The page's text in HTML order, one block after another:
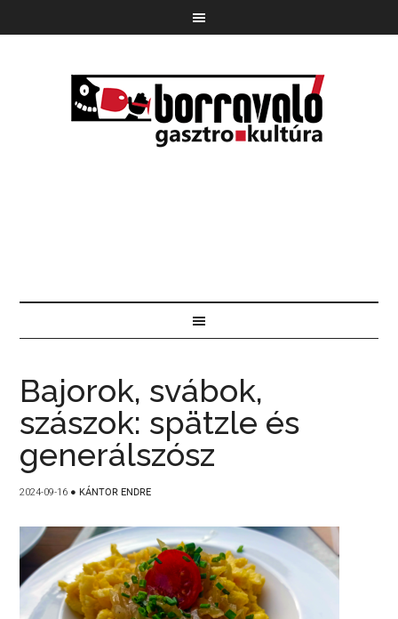
Bajorok, svábok,
szászok: spätzle és
generálszósz
2024-09-16 ● KÁNTOR ENDRE